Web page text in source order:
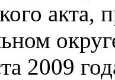
акта,
2009